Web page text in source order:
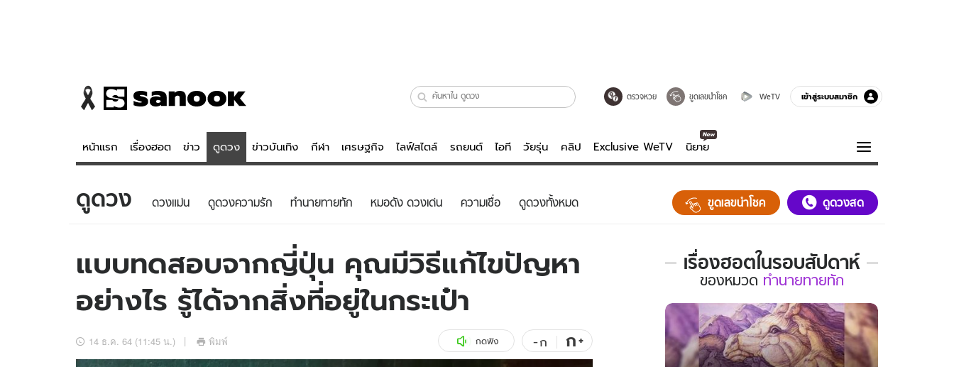
ตรวจหวย ขูดเลขนำโชค WeTV เข้าสู่ระบบสมาชิก
หน้าแรก เรื่องฮอต ข่าว ดูดวง ข่าวบันเทิง กีฬา เศรษฐกิจ ไลฟ์สไตล์ รถยนต์ ไอที วัยรุ่น คลิป Exclusive WeTV นิยาย
ข่าว
ข่าวบันเทิง
ข่าวกีฬา
ข่าวเศรษฐกิจ
อัปเดตจีน
ดูดวง - ตรวจหวย
หวยไทย
สถิติหวยไทย
หวยลาว
ไลฟ์สไตล์
วัยรุ่น
ไอที
รถยนต์
สุขภาพ
เกมส์
ดูทีวี
ความรู้รอบตัว
ฮาวทู
ดูดวง ดวงแม่น ดูดวงความรัก ทํานายทายทัก หมอดัง ดวงเด่น ความเชื่อ ดูดวงทั้งหมด ขูดเลขนำโชค ดูดวงสด
แบบทดสอบจากญี่ปุ่น คุณมีวิธีแก้ไขปัญหา
อย่างไร รู้ได้จากสิ่งที่อยู่ในกระเป๋า
14 ธ.ค. 64 (11:45 น.) พิมพ์ กดฟัง -ก ก+
เรื่องฮอตในรอบสัปดาห์
เรื่อง
ใน
รอบ
สัปดาห์
ของ
หมวด
ของหมวด ทำนายทายทัก